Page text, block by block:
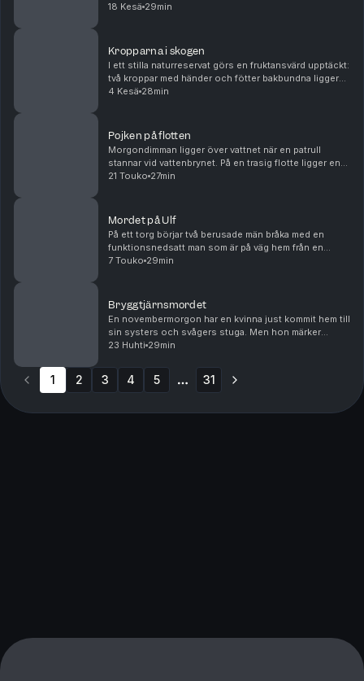
lekkamrat och misstankarna pekar i en mycket ovanlig
18 Kesä 29min
Kropparna i skogen
I ett stilla naturreservat görs en fruktansvärd upptäckt:
två kroppar med händer och fötter bakbundna ligger
övergivna bland träden. De har blivit brutalt mördade
4 Kesä 28min
Pojken på flotten
Morgondimman ligger över vattnet när en patrull
stannar vid vattenbrynet. På en trasig flotte ligger en
död pojke. Bara hundra meter bort ligger en övergiven
21 Touko 27min
Mordet på Ulf
På ett torg börjar två berusade män bråka med en
funktionsnedsatt man som är på väg hem från en
restaurang. Det finns flera människor i närheten, men
7 Touko 29min
Bryggtjärnsmordet
En novembermorgon har en kvinna just kommit hem till
sin systers och svågers stuga. Men hon märker
snabbt att något fruktansvärt har hänt: på golvet ligger
23 Huhti 29min
1 2 3 4 5 31